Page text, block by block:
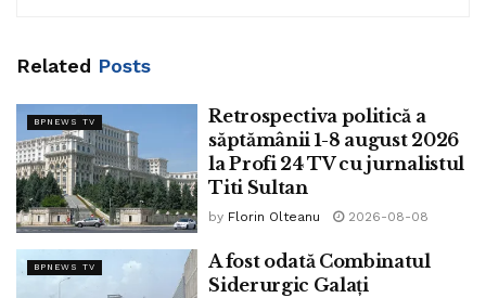
lucrări la Lacul Paltinu.
Tags: apa Paltinu
Related Posts
BPNEWS TV
Retrospectiva politică a
săptămânii 1-8 august 2026
la Profi 24 TV cu jurnalistul
Titi Sultan
by Florin Olteanu 2026-08-08
BPNEWS TV
A fost odată Combinatul
Siderurgic Galați